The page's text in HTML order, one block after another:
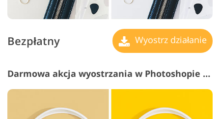
Bezpłatny Wyostrz działanie
Darmowa akcja wyostrzania w Photoshopie #24 "Saturation"